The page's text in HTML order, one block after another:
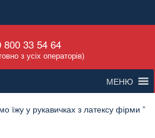
800 33 54 64
з усіх операторів)
МЕНЮ
їжу у рукавичках з латексу фірми ”